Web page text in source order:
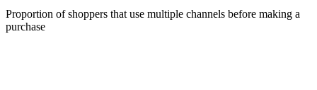
Proportion of shoppers that use multiple channels before making a
purchase